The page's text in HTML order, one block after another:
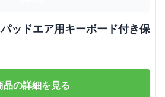
ッドエア用キーボード付き保
品の詳細を見る